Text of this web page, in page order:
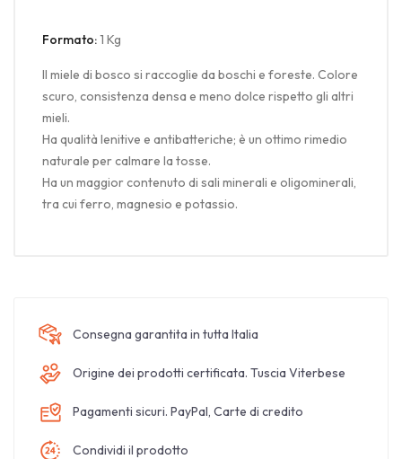
Formato:1 Kg
Il miele di bosco si raccoglie da boschi e foreste. Colore
scuro, consistenza densa e meno dolce rispetto gli altri
mieli.
Ha qualità lenitive e antibatteriche; è un ottimo rimedio
naturale per calmare la tosse.
Ha un maggior contenuto di sali minerali e oligominerali,
tra cui ferro, magnesio e potassio.
Consegna garantita in tutta Italia
Origine dei prodotti certificata. Tuscia Viterbese
Pagamenti sicuri. PayPal, Carte di credito
Condividi il prodotto